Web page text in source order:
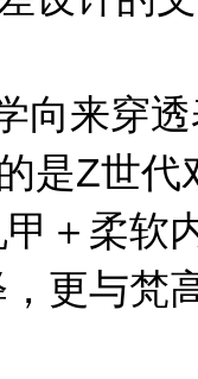
来穿透
是Z世代
甲＋柔
更与梵